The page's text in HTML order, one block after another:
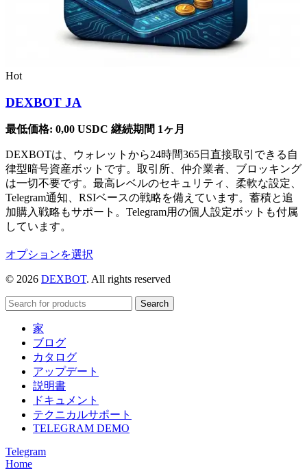
Hot
DEXBOT JA
最低価格: 0,00 USDC 継続期間 1ヶ月
DEXBOTは、ウォレットから24時間365日直接取引できる自
律型暗号資産ボットです。取引所、仲介業者、ブロッキング
は一切不要です。最高レベルのセキュリティ、柔軟な設定、
Telegram通知、RSIベースの戦略を備えています。蓄積と追
加購入戦略もサポート。Telegram用の個人設定ボットも付属
しています。
オプションを選択
商
品
に
の
リ
エ
ー
© 2026 DEXBOT. All rights reserved
Search
家
ブログ
カタログ
アップデート
説明書
ドキュメント
テクニカルサポート
TELEGRAM DEMO
Telegram
Home